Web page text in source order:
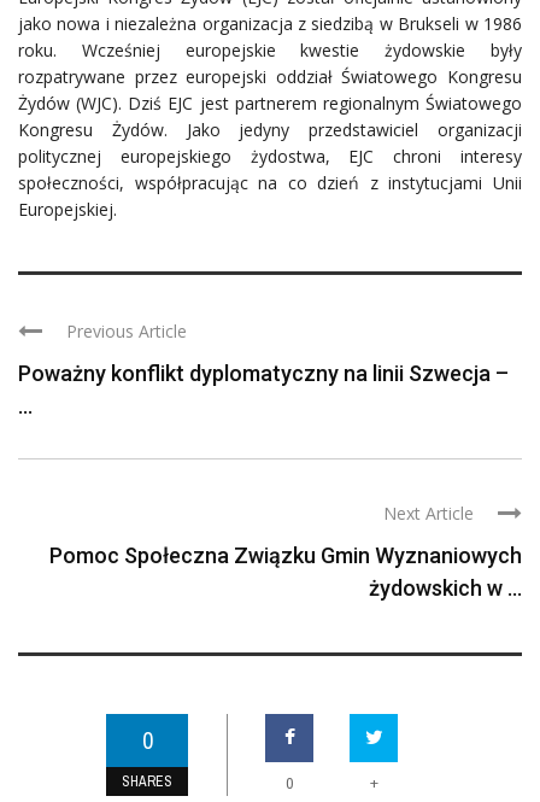
jako nowa i niezależna organizacja z siedzibą w Brukseli w 1986
roku. Wcześniej europejskie kwestie żydowskie były
rozpatrywane przez europejski oddział Światowego Kongresu
Żydów (WJC). Dziś EJC jest partnerem regionalnym Światowego
Kongresu Żydów. Jako jedyny przedstawiciel organizacji
politycznej europejskiego żydostwa, EJC chroni interesy
społeczności, współpracując na co dzień z instytucjami Unii
Europejskiej.
Previous Article
Poważny konflikt dyplomatyczny na linii Szwecja –
...
Next Article
Pomoc Społeczna Związku Gmin Wyznaniowych
żydowskich w ...
0
SHARES 0 +